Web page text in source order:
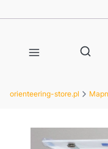
Otwórz
orienteering-store.pl